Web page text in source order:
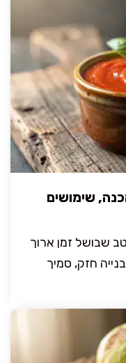
שימושים
שבושל זמן ארוך
חזק, סמיך